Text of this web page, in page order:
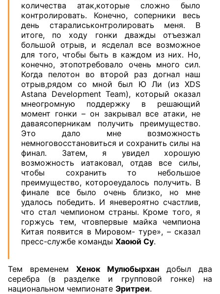
количества атак,которые сложно было
контролировать. Конечно, соперники весь
день старалиськонтролировать меня. В
итоге, по ходу гонки дважды отъезжал
большой отрыв, и ясделал все возможное
для того, чтобы быть в каждом из них. Но,
конечно, этопотребовало очень много сил.
Когда пелотон во второй раз догнал наш
отрыв,рядом со мной был Ю Ли (из XDS
Astana Development Team), который оказал
мнеогромную поддержку в решающий
момент гонки – он закрывал все атаки, не
даваясоперникам получить преимущество.
Это дало мне возможность
немноговосстановиться и сохранить силы на
финал. Затем, я увидел хорошую
возможность иатаковал, отдав все силы,
чтобы сохранить то небольшое
преимущество, котороеудалось получить. В
финале все было очень близко, но мне
удалось победить. И яневероятно счастлив,
что стал чемпионом страны. Кроме того, я
горжусь тем, чтовпервые майка чемпиона
Китая появится в Мировом- туре», – сказал
пресс-службе команды Хаоюй Су.
Тем временем Хенок Мулюбырхан добыл два
серебра (в разделке и групповой гонке) на
национальном чемпионате Эритреи.